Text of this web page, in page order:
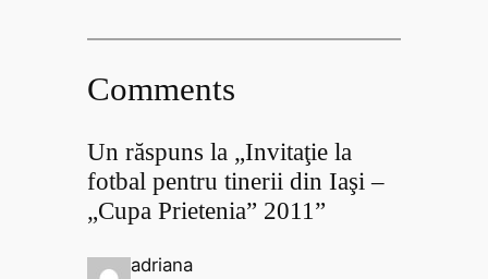
Comments
Un răspuns la „Invitaţie la
fotbal pentru tinerii din Iaşi –
„Cupa Prietenia” 2011”
adriana